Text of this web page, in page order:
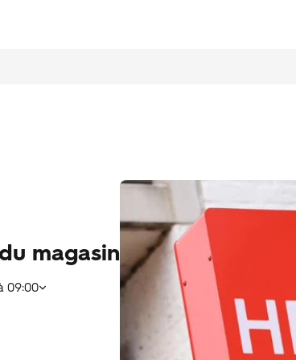
magasin
09:00